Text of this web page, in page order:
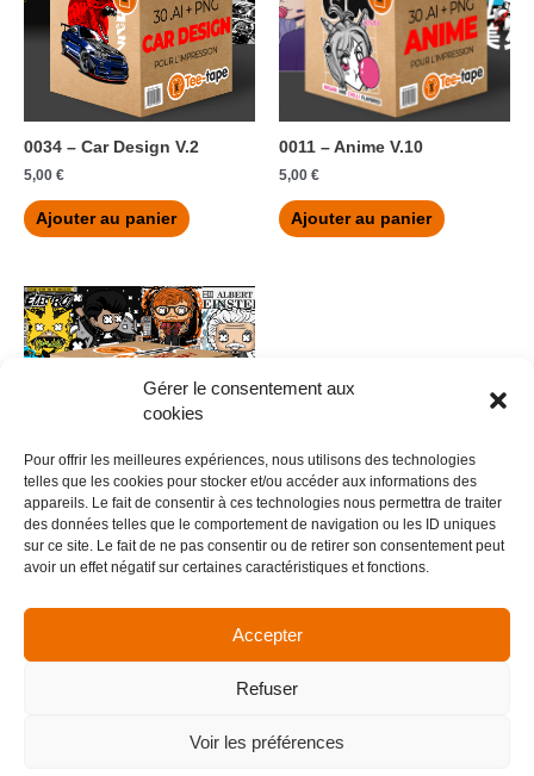
Gérer le consentement aux
cookies
Pour offrir les meilleures expériences, nous utilisons des technologies
telles que les cookies pour stocker et/ou accéder aux informations des
appareils. Le fait de consentir à ces technologies nous permettra de traiter
des données telles que le comportement de navigation ou les ID uniques
sur ce site. Le fait de ne pas consentir ou de retirer son consentement peut
avoir un effet négatif sur certaines caractéristiques et fonctions.
Accepter
Refuser
Voir les préférences
0034 – Car Design V.2
5,00 €
Ajouter au panier
0011 – Anime V.10
5,00 €
Ajouter au panier
0020 – FUNKYPOP V.4
5,00 €
Ajouter au panier
Menu